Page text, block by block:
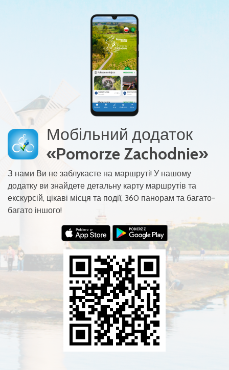
Мобільний додаток
«Pomorze Zachodnie»
З нами Ви не заблукаєте на маршруті! У нашому
додатку ви знайдете детальну карту маршрутів та
екскурсій, цікаві місця та події, 360 панорам та багато-
багато іншого!